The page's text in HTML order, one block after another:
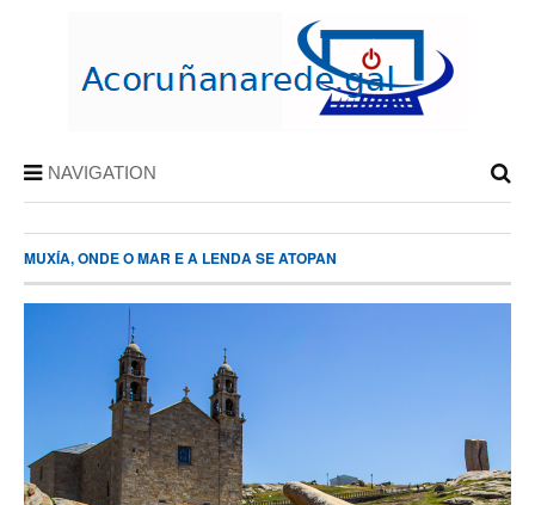
NAVIGATION
MUXÍA, ONDE O MAR E A LENDA SE ATOPAN